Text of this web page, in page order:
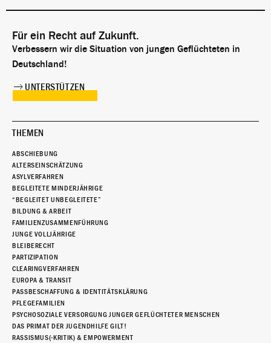
Für ein Recht auf Zukunft.
Verbessern wir die Situation von jungen Geflüchteten in
Deutschland!
UNTERSTÜTZEN
THEMEN
ABSCHIEBUNG
ALTERSEINSCHÄTZUNG
ASYLVERFAHREN
BEGLEITETE MINDERJÄHRIGE
“BEGLEITET UNBEGLEITETE”
BILDUNG & ARBEIT
FAMILIENZUSAMMENFÜHRUNG
JUNGE VOLLJÄHRIGE
BLEIBERECHT
PARTIZIPATION
CLEARINGVERFAHREN
EUROPA & TRANSIT
PASSBESCHAFFUNG & IDENTITÄTSKLÄRUNG
PFLEGEFAMILIEN
PSYCHOSOZIALE VERSORGUNG JUNGER GEFLÜCHTETER MENSCHEN
DAS PRIMAT DER JUGENDHILFE GILT!
RASSISMUS(-KRITIK) & EMPOWERMENT